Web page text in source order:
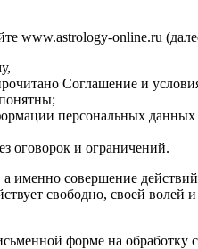
www.astrology-online.ru
Соглашение и
персональных
оговорок и ограничений.
а именно совершение
свободно, своей
форме на